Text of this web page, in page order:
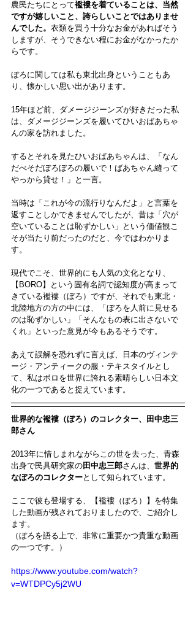
農民たちにとって襤褸を着ていることは、当然
ですが嬉しいこと、誇らしいことではありませ
んでした。 衣類を買う十分なお金があればそう
しますが、そうできない程にお金がなかったか
らです。
ぼろに関しては私も東北出身ということもあ
り、懐かしい思い出があります。
15年ほど前、ダメージジーンズが好きだった私
は、ダメージジーンズを履いてひいおばあちゃ
んの家を訪れました。
するとそれを見たひいおばあちゃんは、「なん
だべそだぼろぼろの履いで！ばあちゃん縫って
やっから貸せ！」と一言。
当時は「これが今の流行りなんだよ」と言葉を
返すことしかできませんでしたが、昔は「穴が
空いていることは恥ずかしい」という価値観こ
そが当たり前だったのだと、今ではわかりま
す。
現代でこそ、世界的にも人気の文化となり、
【BORO】という固有名詞で認知度が高まって
きている襤褸（ぼろ）ですが、それでも東北・
北陸地方の方の中には、「ぼろを人前に見せる
のは恥ずかしい」「そんなもの表に出さないで
くれ」といった意見が今もあるそうです。
あえて誤解を恐れずに言えば、日本のヴィンテ
ージ・アンティークの服・テキスタイルとし
て、私はボロを世界に誇れる素晴らしい日本文
化の一つであると捉えています。
世界的な襤褸（ぼろ）のコレクター、田中忠三
郎さん
2013年に惜しまれながらこの世を去った、青森
出身で民具研究家の田中忠三郎さんは、 世界的
なぼろのコレクターとして知られています。
ここで彼も登場する、【襤褸（ぼろ）】を特集
した動画が残されておりましたので、ご紹介し
ます。
（ぼろを語る上で、非常に重要かつ貴重な動画
の一つです。）
https://www.youtube.com/watch?
v=WTDPCy5j2WU